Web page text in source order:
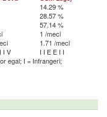
14.29 %
28.57 %
57.14 %
1 /meci
1.71 /meci
I I V I I E E I I
egal; I = Infrangeri;